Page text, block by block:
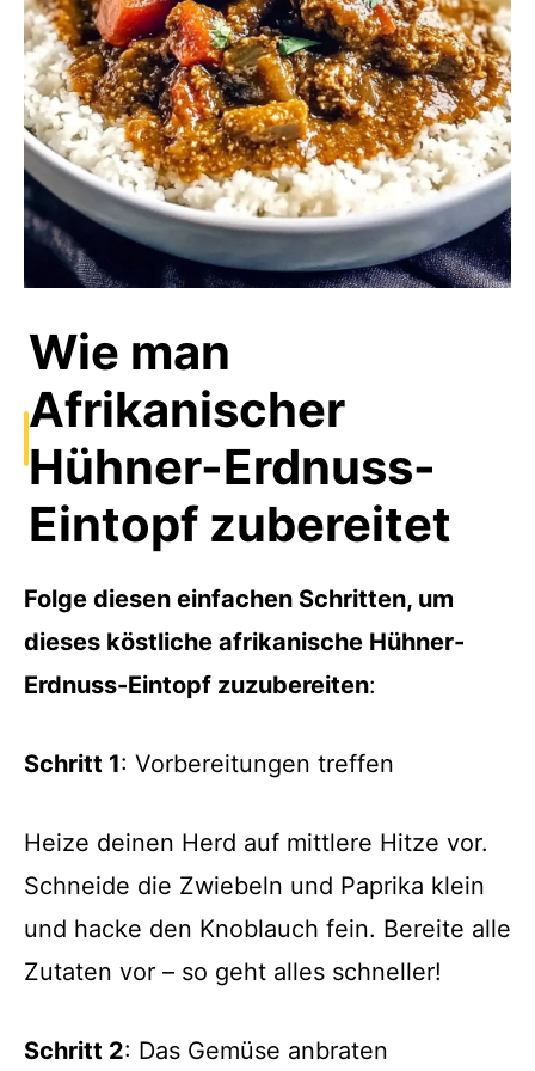
Wie man
Afrikanischer
Hühner-Erdnuss-
Eintopf zubereitet
Folge diesen einfachen Schritten, um
dieses köstliche afrikanische Hühner-
Erdnuss-Eintopf zuzubereiten:
Schritt 1: Vorbereitungen treffen
Heize deinen Herd auf mittlere Hitze vor.
Schneide die Zwiebeln und Paprika klein
und hacke den Knoblauch fein. Bereite alle
Zutaten vor – so geht alles schneller!
Schritt 2: Das Gemüse anbraten